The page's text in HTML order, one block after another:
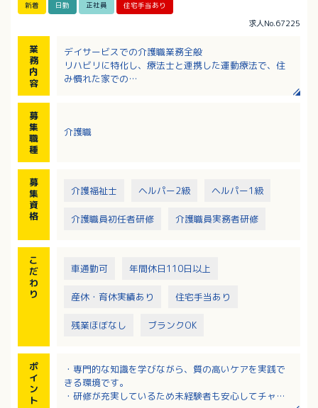
新着 日勤 正社員 住宅手当あり
求人No.67225
業
務
内
容
デイサービスでの介護職業務全般
リハビリに特化し、療法士と連携した運動療法で、住
み慣れた家での
・自立支援：集団体操・脳トレの実施、マシントレー
・健康管理：バイタルチェック、日々の状況記録
※リハビリ職など各分野の専門職と連携し、多角的な
視点で包括的にご利用者様を支援します。
募
集
職
種
介護職
募
集
資
格
介護福祉士 ヘルパー2級 ヘルパー1級
介護職員初任者研修 介護職員実務者研修
こ
だ
わ
り
車通勤可 年間休日110日以上
産休・育休実績あり 住宅手当あり
残業ほぼなし ブランクOK
ポ
イ
ン
ト
・専門的な知識を学びながら、質の高いケアを実践で
きる環境です。
・研修が充実しているため未経験者も安心してチャレ